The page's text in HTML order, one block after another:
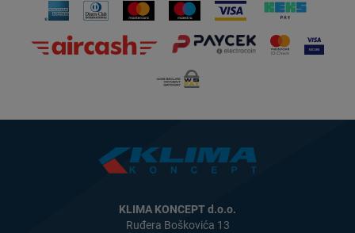
KLIMA KONCEPT d.o.o.
Ruđera Boškovića 13